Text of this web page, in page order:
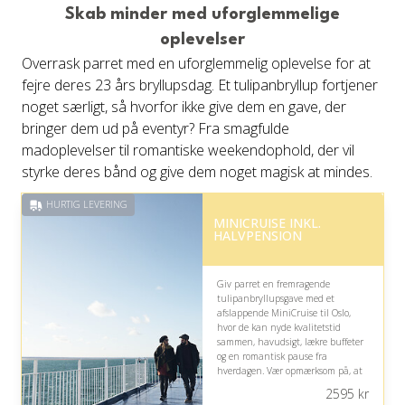
Skab minder med uforglemmelige
oplevelser
Overrask parret med en uforglemmelig oplevelse for at
fejre deres 23 års bryllupsdag. Et tulipanbryllup fortjener
noget særligt, så hvorfor ikke give dem en gave, der
bringer dem ud på eventyr? Fra smagfulde
madoplevelser til romantiske weekendophold, der vil
styrke deres bånd og give dem noget magisk at mindes.
HURTIG LEVERING
MINICRUISE INKL.
HALVPENSION
Giv parret en fremragende
tulipanbryllupsgave med et
afslappende MiniCruise til Oslo,
hvor de kan nyde kvalitetstid
sammen, havudsigt, lækre buffeter
og en romantisk pause fra
hverdagen. Vær opmærksom på, at
inkluderer højsæsonstillæg eller
2595 kr